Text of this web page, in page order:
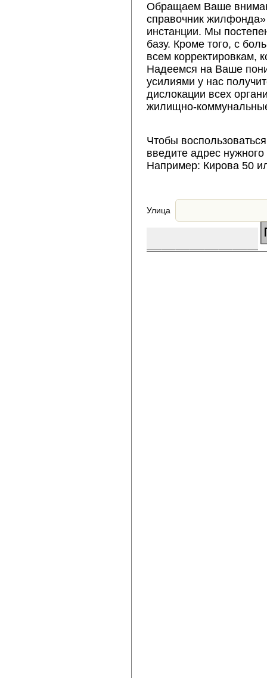
Обращаем Ваше
справочник
инстанции. Мы
базу. Кроме того, с
всем корректировкам,
Надеемся на Ваше
усилиями у нас
дислокации всех
жилищно-
Чтобы
введите адрес
Например: Кирова 50
Улица